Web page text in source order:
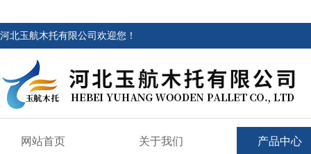
河北玉航木托有限公司欢迎您！
网站首页 关于我们 产品中心